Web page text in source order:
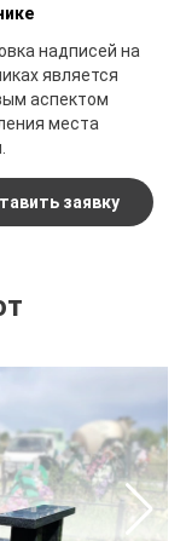
надписей на
является
аспектом
места
заявку